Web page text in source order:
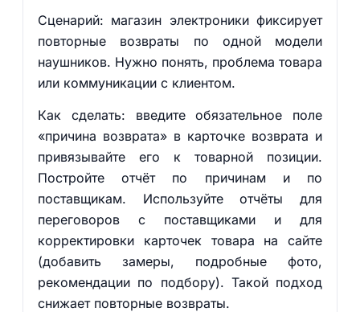
Сценарий: магазин электроники фиксирует
повторные возвраты по одной модели
наушников. Нужно понять, проблема товара
или коммуникации с клиентом.
Как сделать: введите обязательное поле
«причина возврата» в карточке возврата и
привязывайте его к товарной позиции.
Постройте отчёт по причинам и по
поставщикам. Используйте отчёты для
переговоров с поставщиками и для
корректировки карточек товара на сайте
(добавить замеры, подробные фото,
рекомендации по подбору). Такой подход
снижает повторные возвраты.